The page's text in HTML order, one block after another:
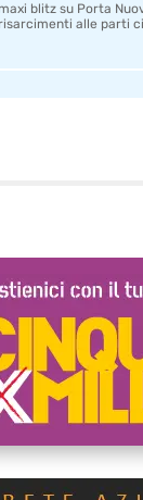
blitz su Porta
alle parti